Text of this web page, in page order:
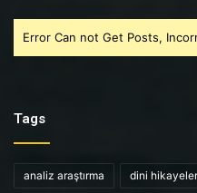
Error Can not Get Posts,
Tags
analiz araştırma dini hikayeler